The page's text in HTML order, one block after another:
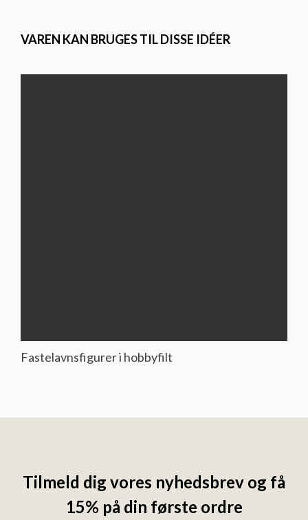
VAREN KAN BRUGES TIL DISSE IDÉER
Fastelavnsfigurer i hobbyfilt
Tilmeld dig vores nyhedsbrev og få
15% på din første ordre